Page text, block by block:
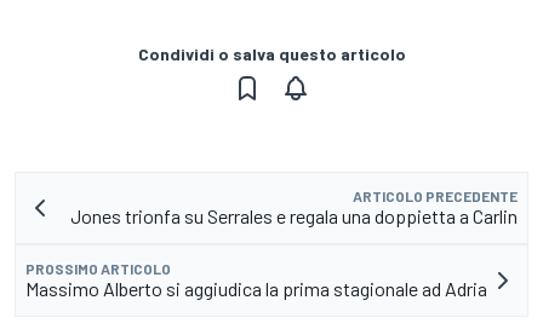
Condividi o salva questo articolo
ARTICOLO PRECEDENTE
Jones trionfa su Serrales e regala una doppietta a Carlin
PROSSIMO ARTICOLO
Massimo Alberto si aggiudica la prima stagionale ad Adria